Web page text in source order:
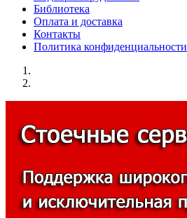
Библиотека
Оплата и доставка
Контакты
Политика конфиденциальности